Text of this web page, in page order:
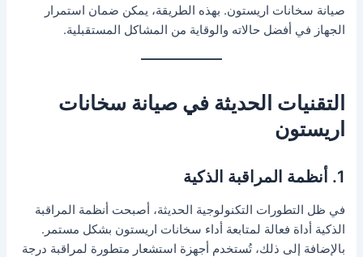
صيانة سخانات اريستون. بهذه الطريقة، يمكن ضمان استمرار
الجهاز في أفضل حالاته والوقاية من المشاكل المستقبلية.
التقنيات الحديثة في صيانة سخانات
اريستون
1. أنظمة المراقبة الذكية
في ظل التطورات التكنولوجية الحديثة، أصبحت أنظمة المراقبة
الذكية أداة فعالة لمتابعة أداء سخانات اريستون بشكل مستمر.
بالإضافة إلى ذلك، تُستخدم أجهزة استشعار متطورة لمراقبة درجة